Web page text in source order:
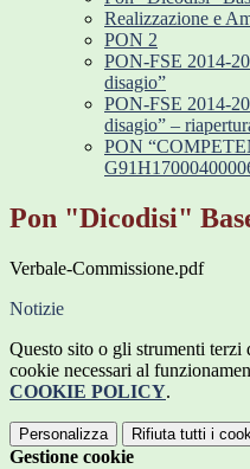
Realizzazione e
PON 2
PON-FSE 2014-
disagio”
PON-FSE 2014-
disagio” –
PON
Pon "Dicodisi"
Verbale-Commissione.pdf
Notizie
Questo sito o gli strumenti
cookie necessari al
COOKIE POLICY.
Personalizza Rifiuta tutti i
Gestione cookie